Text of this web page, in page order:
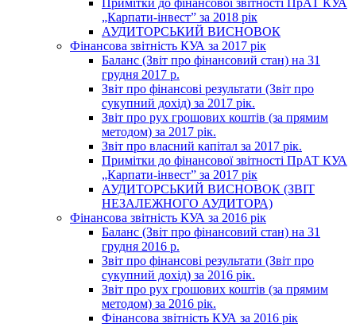
Примітки до фінансової звітності ПрАТ КУА
„Карпати-інвест” за 2018 рік
АУДИТОРСЬКИЙ ВИСНОВОК
Фінансова звітність КУА за 2017 рік
Баланс (Звіт про фінансовий стан) на 31
грудня 2017 р.
Звіт про фінансові результати (Звіт про
сукупний дохід) за 2017 рік.
Звіт про рух грошових коштів (за прямим
методом) за 2017 рік.
Звіт про власний капітал за 2017 рік.
Примітки до фінансової звітності ПрАТ КУА
„Карпати-інвест” за 2017 рік
АУДИТОРСЬКИЙ ВИСНОВОК (ЗВІТ
НЕЗАЛЕЖНОГО АУДИТОРА)
Фінансова звітність КУА за 2016 рік
Баланс (Звіт про фінансовий стан) на 31
грудня 2016 р.
Звіт про фінансові результати (Звіт про
сукупний дохід) за 2016 рік.
Звіт про рух грошових коштів (за прямим
методом) за 2016 рік.
Фінансова звітність КУА за 2016 рік